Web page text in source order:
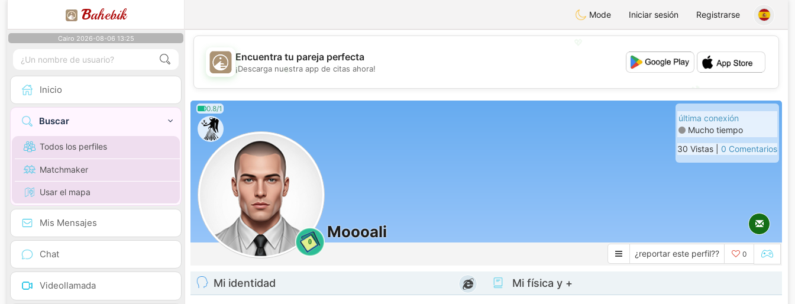
Bahebik Mode Iniciar sesión Registrarse
Cairo 2026-08-06 13:25
Inicio
Buscar
Todos los perfiles
Matchmaker
Usar el mapa
Mis Mensajes
Chat
Videollamada
💖
Encuentra tu pareja perfecta
¡Descarga nuestra app de citas ahora!
0.8/1
0
Moooali
última conexión
Mucho tiempo
30 Vistas | 0 Comentarios
¿reportar este perfil?? 0
Mi identidad Mi física y +